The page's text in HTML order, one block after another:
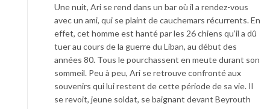
Une nuit, Ari se rend dans un bar où il a rendez-vous
avec un ami, qui se plaint de cauchemars récurrents. En
effet, cet homme est hanté par les 26 chiens qu’il a dû
tuer au cours de la guerre du Liban, au début des
années 80. Tous le pourchassent en meute durant son
sommeil. Peu à peu, Ari se retrouve confronté aux
souvenirs qui lui restent de cette période de sa vie. Il
se revoit, jeune soldat, se baignant devant Beyrouth